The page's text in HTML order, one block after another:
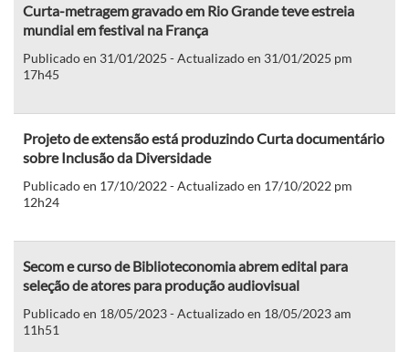
Curta-metragem gravado em Rio Grande teve estreia
mundial em festival na França
Publicado en 31/01/2025 - Actualizado en 31/01/2025 pm
17h45
Projeto de extensão está produzindo Curta documentário
sobre Inclusão da Diversidade
Publicado en 17/10/2022 - Actualizado en 17/10/2022 pm
12h24
Secom e curso de Biblioteconomia abrem edital para
seleção de atores para produção audiovisual
Publicado en 18/05/2023 - Actualizado en 18/05/2023 am
11h51